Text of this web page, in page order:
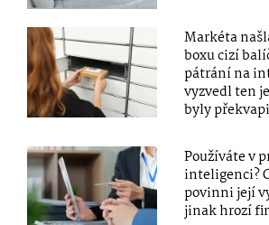
Markéta
boxu cizí
pátrání na
vyzvedl ten
byly
Používáte v
inteligenci?
povinni její
jinak hrozí